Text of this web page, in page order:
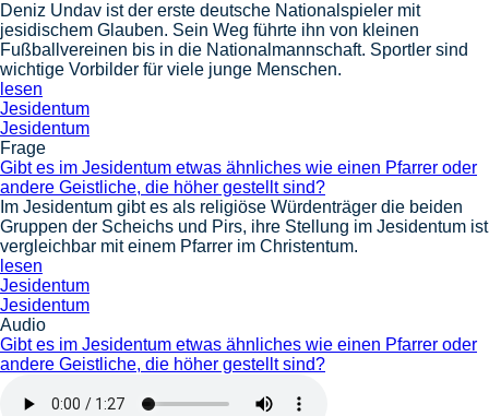
Deniz Undav ist der erste deutsche Nationalspieler mit
jesidischem Glauben. Sein Weg führte ihn von kleinen
Fußballvereinen bis in die Nationalmannschaft. Sportler sind
wichtige Vorbilder für viele junge Menschen.
lesen
Jesidentum
Jesidentum
Frage
Gibt es im Jesidentum etwas ähnliches wie einen Pfarrer oder
andere Geistliche, die höher gestellt sind?
Im Jesidentum gibt es als religiöse Würdenträger die beiden
Gruppen der Scheichs und Pirs, ihre Stellung im Jesidentum ist
vergleichbar mit einem Pfarrer im Christentum.
lesen
Jesidentum
Jesidentum
Audio
Gibt es im Jesidentum etwas ähnliches wie einen Pfarrer oder
andere Geistliche, die höher gestellt sind?